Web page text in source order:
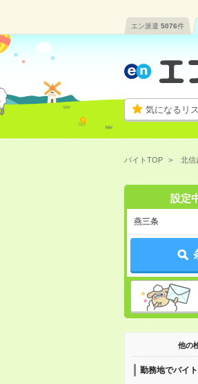
エン派遣 5076件
気になるリ
バイトTOP 北信
設定
燕三条
他の
勤務地でバイ